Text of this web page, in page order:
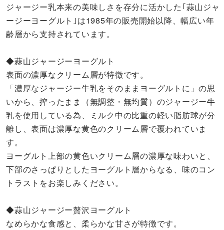
ジャージー乳本来の美味しさを存分に活かした｢蒜山ジャ
ージーヨーグルト｣は1985年の販売開始以降、幅広い年
齢層から支持されています。
◆蒜山ジャージーヨーグルト
表面の濃厚なクリーム層が特徴です。
「濃厚なジャージー牛乳をそのままヨーグルトに」の思
いから、搾ったまま（無調整・無均質）のジャージー牛
乳を使用している為、ミルク中の比重の軽い脂肪球が分
離し、表面は濃厚な黄色のクリーム層で覆われていま
す。
ヨーグルト上部の黄色いクリーム層の濃厚な味わいと、
下部のさっぱりとしたヨーグルト層からなる、味のコン
トラストをお楽しみください。
◆蒜山ジャージー贅沢ヨーグルト
なめらかな食感と、柔らかな甘さが特徴です。